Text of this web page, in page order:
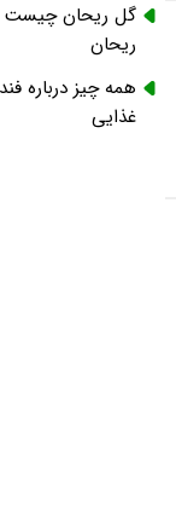
گل ریحان چیست
ریحان
همه چیز درباره
غذایی